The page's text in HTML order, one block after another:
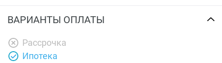
ВАРИАНТЫ ОПЛАТЫ
Рассрочка
Ипотека